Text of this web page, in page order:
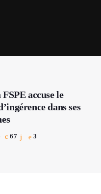
accuse le
dans ses
67 3